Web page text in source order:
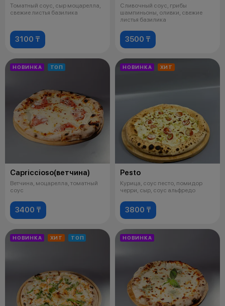
Томатный соус, сыр моцарелла,
свежие листья базилика
3100 ₸
Сливочный соус, грибы
шампиньоны, оливки, свежие
листья базилика
3500 ₸
НОВИНКА ТОП
Capriccioso(ветчина)
Ветчина, моцарелла, томатный
соус
3400 ₸
НОВИНКА ХИТ
Pesto
Курица, соус песто, помидор
черри, сыр, соус альфредо
3800 ₸
НОВИНКА ХИТ ТОП НОВИНКА